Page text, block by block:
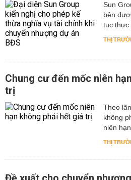
Sun
bên
tục thực
THỊ
Chung cư đến mốc niên
trị
Theo
không
niên
THỊ